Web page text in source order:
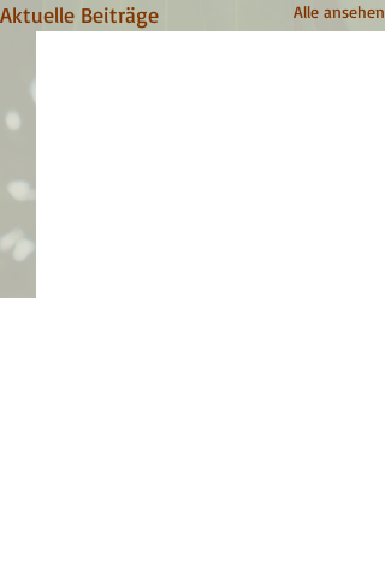
Aktuelle Beiträge Alle ansehen